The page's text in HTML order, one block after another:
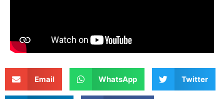
Email WhatsApp Twitter